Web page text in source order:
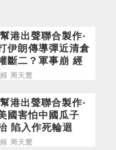
港出聲聯合製作‧
伊朗傳導彈近清倉
斷二？軍事崩 經
周天慧
港出聲聯合製作‧
國害怕中國瓜子
陷入作死輪迴
周天慧